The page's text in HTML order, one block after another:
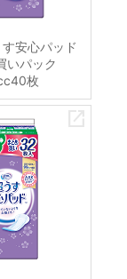
安心パッド
いパック
枚